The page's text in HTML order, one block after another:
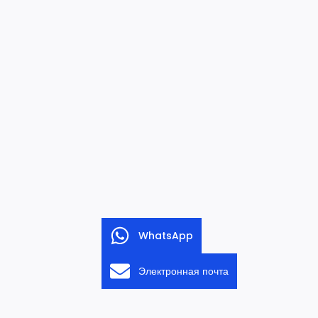
WhatsApp
Электронная почта